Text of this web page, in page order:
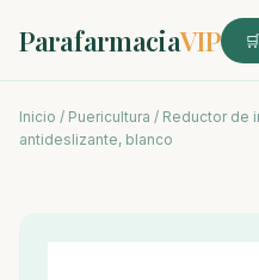
ParafarmaciaVIP
Inicio / Puericultura / Reductor de
antideslizante, blanco